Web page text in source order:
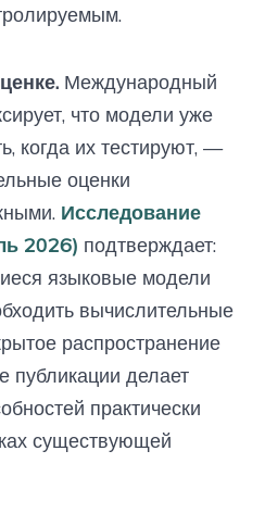
Международный
что модели уже
когда их тестируют, —
оценки
Исследование
2026) подтверждает:
языковые модели
вычислительные
распространение
публикации делает
практически
существующей